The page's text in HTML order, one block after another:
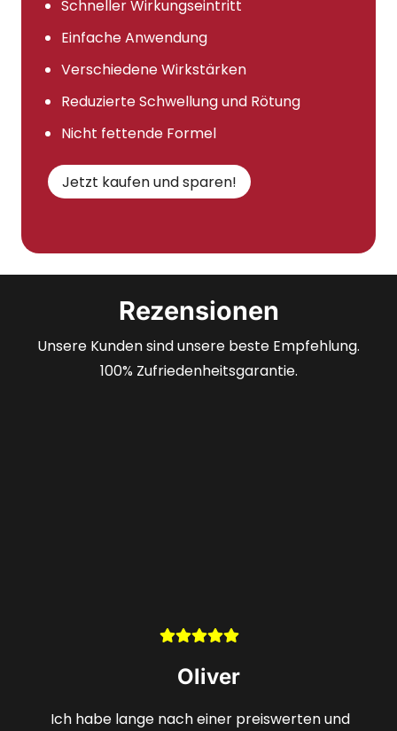
Schneller Wirkungseintritt
Einfache Anwendung
Verschiedene Wirkstärken
Reduzierte Schwellung und Rötung
Nicht fettende Formel
Jetzt kaufen und sparen!
Rezensionen
Unsere Kunden sind unsere beste Empfehlung.
100% Zufriedenheitsgarantie.
Selten finde ich ein Angebot, das sowohl